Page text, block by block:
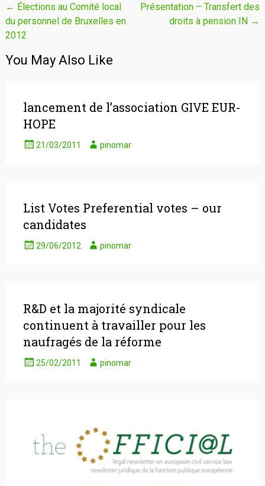
Navigation
de
← Élections au Comité local
du personnel de Bruxelles en
2012
Présentation – Transfert des
droits à pension IN →
You May Also Like
lancement de l’association GIVE EUR-
HOPE
21/03/2011 pinomar
List Votes Preferential votes – our
candidates
29/06/2012 pinomar
R&D et la majorité syndicale
continuent à travailler pour les
naufragés de la réforme
25/02/2011 pinomar